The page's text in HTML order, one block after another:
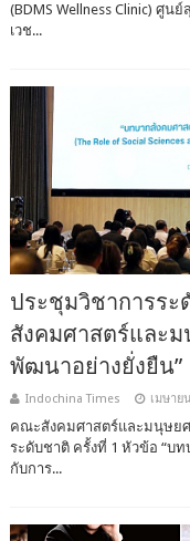
(BDMS Wellness Clinic) ศู
เวช...
ประชุมวิชาการระ
สังคมศาสตร์และ
พัฒนาอย่างยั่งยืน”
Indochina Times เมษาย
คณะสังคมศาสตร์และมนุษย
ระดับชาติ ครั้งที่ 1 หัวข้อ “บ
กับการ...